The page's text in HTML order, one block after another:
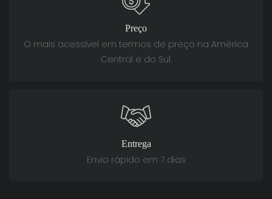
Preço
O mais acessível em termos de preço na América
Central e do Sul.
Entrega
Envio rápido em 7 dias